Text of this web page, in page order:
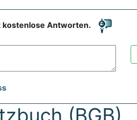
kostenlose Antworten.